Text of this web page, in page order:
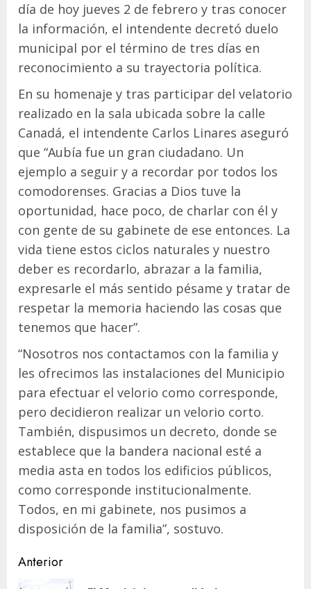
día de hoy jueves 2 de febrero y tras conocer
la información, el intendente decretó duelo
municipal por el término de tres días en
reconocimiento a su trayectoria política.
En su homenaje y tras participar del velatorio
realizado en la sala ubicada sobre la calle
Canadá, el intendente Carlos Linares aseguró
que “Aubía fue un gran ciudadano. Un
ejemplo a seguir y a recordar por todos los
comodorenses. Gracias a Dios tuve la
oportunidad, hace poco, de charlar con él y
con gente de su gabinete de ese entonces. La
vida tiene estos ciclos naturales y nuestro
deber es recordarlo, abrazar a la familia,
expresarle el más sentido pésame y tratar de
respetar la memoria haciendo las cosas que
tenemos que hacer”.
“Nosotros nos contactamos con la familia y
les ofrecimos las instalaciones del Municipio
para efectuar el velorio como corresponde,
pero decidieron realizar un velorio corto.
También, dispusimos un decreto, donde se
establece que la bandera nacional esté a
media asta en todos los edificios públicos,
como corresponde institucionalmente.
Todos, en mi gabinete, nos pusimos a
disposición de la familia”, sostuvo.
Navegación
Anterior